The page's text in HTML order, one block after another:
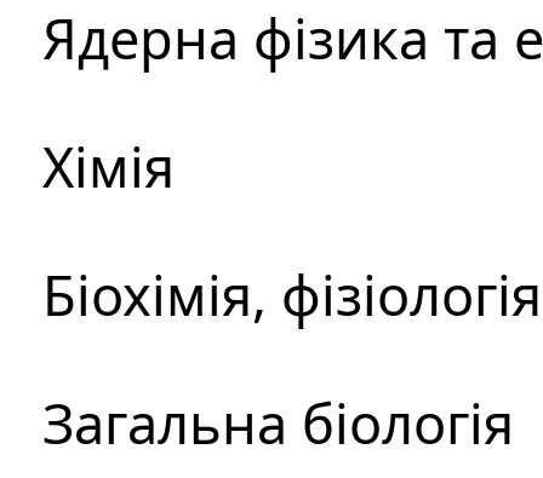
Ядерна фізика та
Хімія
Біохімія,
Загальна біологія